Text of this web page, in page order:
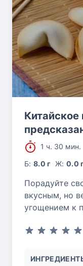
Китайское
1 ч. 30 мин.
Б:8.0 г Ж: 0.0 г
Порадуйте
вкусным, но
угощением к